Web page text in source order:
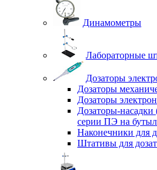
Динамометры
Лабораторные
Дозаторы
Дозаторы
Дозаторы
Дозаторы-
серии ПЭ на
Наконечники для
Штативы для